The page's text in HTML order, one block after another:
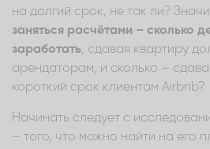
на долгий срок, не так ли?
заняться расчётами – сколько
заработать, сдавая квартиру
арендаторам, и сколько –
короткий срок клиентам Airbnb?
Начинать следует с
– того, что можно найти на его